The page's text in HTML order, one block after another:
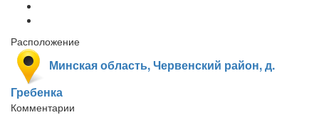
Расположение
Минская область, Червенский район, д.
Гребенка
Комментарии